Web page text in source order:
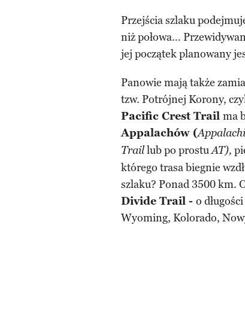
Przejścia szlaku
niż połowa…
jej początek planowany
Panowie mają także
tzw. Potrójnej Korony,
Pacific Crest Trail ma
Appalachów (
Traillub po prostuAT),
którego trasa biegnie
szlaku? Ponad 3500 km.
Divide Trail - o
Wyoming, Kolorado,